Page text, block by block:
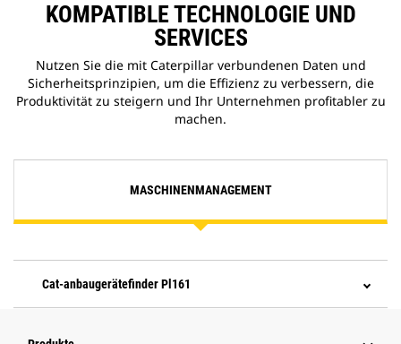
KOMPATIBLE TECHNOLOGIE UND
SERVICES
Nutzen Sie die mit Caterpillar verbundenen Daten und
Sicherheitsprinzipien, um die Effizienz zu verbessern, die
Produktivität zu steigern und Ihr Unternehmen profitabler zu
machen.
MASCHINENMANAGEMENT
Cat-anbaugerätefinder Pl161